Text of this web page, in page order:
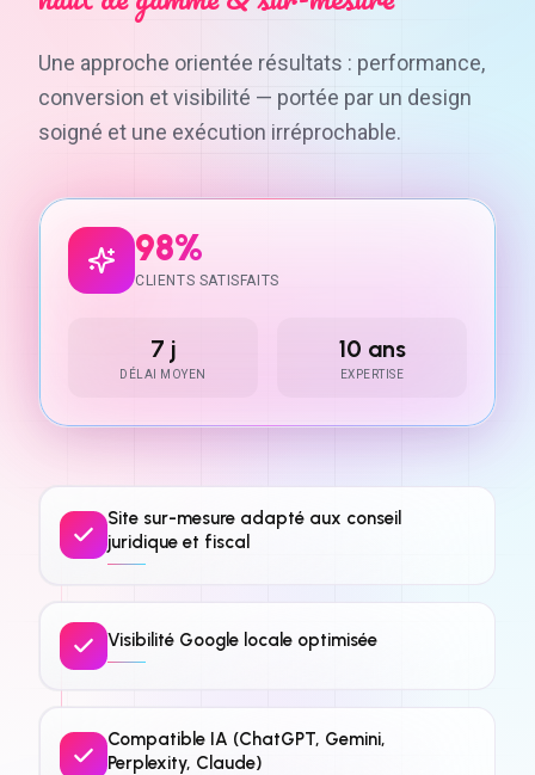
Une approche orientée résultats : performance,
conversion et visibilité — portée par un design
soigné et une exécution irréprochable.
98%
CLIENTS SATISFAITS
7 j
DÉLAI MOYEN
10 ans
EXPERTISE
Site sur-mesure adapté aux conseil
juridique et fiscal
Visibilité Google locale optimisée
Compatible IA (ChatGPT, Gemini,
Perplexity, Claude)